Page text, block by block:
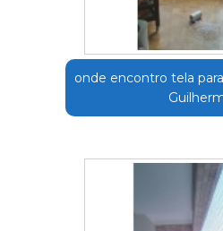
onde encontro tela